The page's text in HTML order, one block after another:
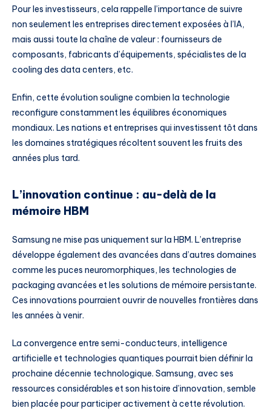
Pour les investisseurs, cela rappelle l’importance de suivre
non seulement les entreprises directement exposées à l’IA,
mais aussi toute la chaîne de valeur : fournisseurs de
composants, fabricants d’équipements, spécialistes de la
cooling des data centers, etc.
Enfin, cette évolution souligne combien la technologie
reconfigure constamment les équilibres économiques
mondiaux. Les nations et entreprises qui investissent tôt dans
les domaines stratégiques récoltent souvent les fruits des
années plus tard.
L’innovation continue : au-delà de la
mémoire HBM
Samsung ne mise pas uniquement sur la HBM. L’entreprise
développe également des avancées dans d’autres domaines
comme les puces neuromorphiques, les technologies de
packaging avancées et les solutions de mémoire persistante.
Ces innovations pourraient ouvrir de nouvelles frontières dans
les années à venir.
La convergence entre semi-conducteurs, intelligence
artificielle et technologies quantiques pourrait bien définir la
prochaine décennie technologique. Samsung, avec ses
ressources considérables et son histoire d’innovation, semble
bien placée pour participer activement à cette révolution.